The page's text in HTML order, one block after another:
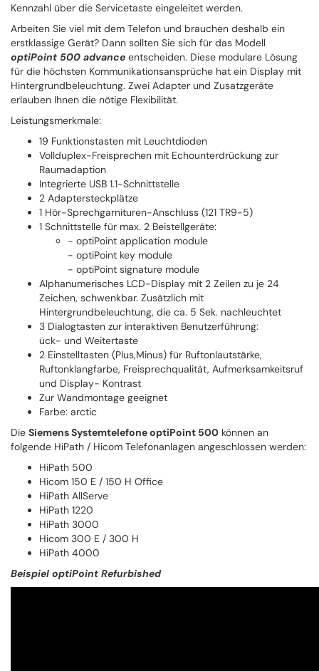
Kennzahl über die Servicetaste eingeleitet werden.
Arbeiten Sie viel mit dem Telefon und brauchen deshalb ein
erstklassige Gerät? Dann sollten Sie sich für das Modell
optiPoint 500 advance entscheiden. Diese modulare Lösung
für die höchsten Kommunikationsansprüche hat ein Display mit
Hintergrundbeleuchtung. Zwei Adapter und Zusatzgeräte
erlauben Ihnen die nötige Flexibilität.
Leistungsmerkmale:
19 Funktionstasten mit Leuchtdioden
Vollduplex-Freisprechen mit Echounterdrückung zur
Raumadaption
Integrierte USB 1.1-Schnittstelle
2 Adaptersteckplätze
1 Hör-Sprechgarnituren-Anschluss (121 TR9-5)
1 Schnittstelle für max. 2 Beistellgeräte:
- optiPoint application module
- optiPoint key module
- optiPoint signature module
Alphanumerisches LCD-Display mit 2 Zeilen zu je 24
Zeichen, schwenkbar. Zusätzlich mit
Hintergrundbeleuchtung, die ca. 5 Sek. nachleuchtet
3 Dialogtasten zur interaktiven Benutzerführung:
ück- und Weitertaste
2 Einstelltasten (Plus,Minus) für Ruftonlautstärke,
Ruftonklangfarbe, Freisprechqualität, Aufmerksamkeitsruf
und Display- Kontrast
Zur Wandmontage geeignet
Farbe: arctic
Die Siemens Systemtelefone optiPoint 500 können an
folgende HiPath / Hicom Telefonanlagen angeschlossen werden:
HiPath 500
Hicom 150 E / 150 H Office
HiPath AllServe
HiPath 1220
HiPath 3000
Hicom 300 E / 300 H
HiPath 4000
Beispiel optiPoint Refurbished